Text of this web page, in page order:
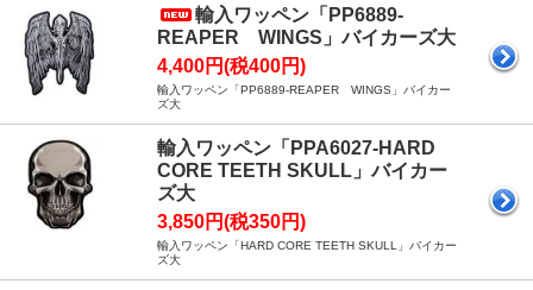
輸入ワッペン「PP6889-
REAPER WINGS」バイカーズ大
4,400円(税400円)
輸入ワッペン「PP6889-REAPER WINGS」バイカー
ズ大
輸入ワッペン「PPA6027-HARD
CORE TEETH SKULL」バイカー
ズ大
3,850円(税350円)
輸入ワッペン「HARD CORE TEETH SKULL」バイカー
ズ大